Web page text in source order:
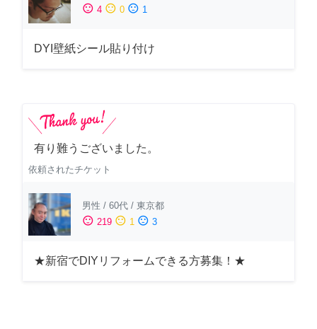
sentiment_satisfied 4 sentiment_neutral 0 sentiment_dissatisfied 1
DYI壁紙シール貼り付け
有り難うございました。
依頼されたチケット
男性 / 60代 / 東京都
sentiment_satisfied 219 sentiment_neutral 1 sentiment_dissatisfied 3
★新宿でDIYリフォームできる方募集！★